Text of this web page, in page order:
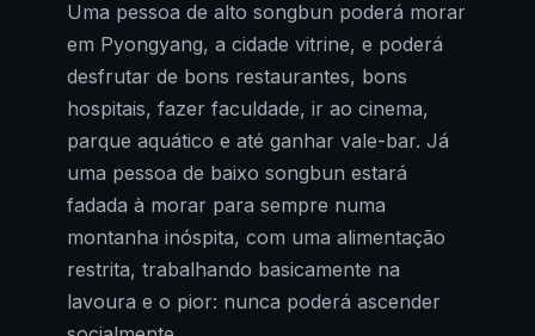
Uma pessoa de alto songbun poderá morar
em Pyongyang, a cidade vitrine, e poderá
desfrutar de bons restaurantes, bons
hospitais, fazer faculdade, ir ao cinema,
parque aquático e até ganhar vale-bar. Já
uma pessoa de baixo songbun estará
fadada à morar para sempre numa
montanha inóspita, com uma alimentação
restrita, trabalhando basicamente na
lavoura e o pior: nunca poderá ascender